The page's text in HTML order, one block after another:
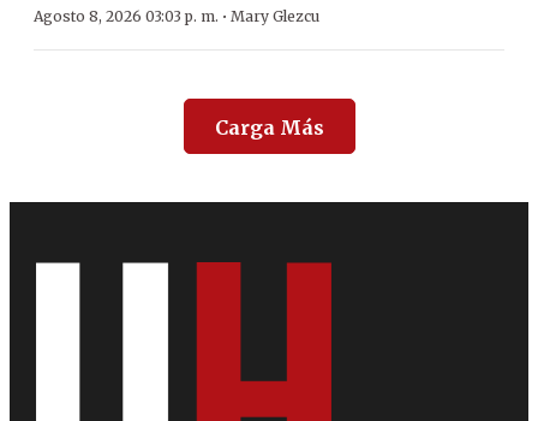
Agosto 8, 2026 03:03 p. m. · Mary Glezcu
Carga Más